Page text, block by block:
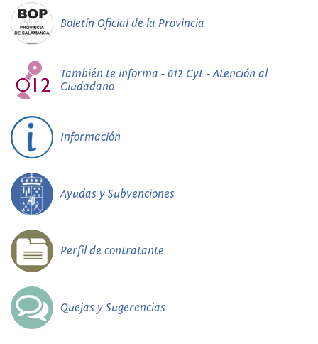
Boletín Oficial de la Provincia
También te informa - 012 CyL - Atención al
Ciudadano
Información
Ayudas y Subvenciones
Perfil de contratante
Quejas y Sugerencias